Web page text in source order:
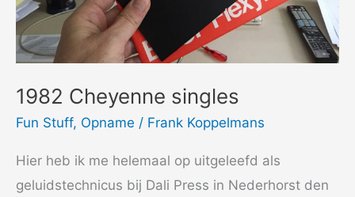
1982 Cheyenne singles
Fun Stuff, Opname / Frank Koppelmans
Hier heb ik me helemaal op uitgeleefd als
geluidstechnicus bij Dali Press in Nederhorst den